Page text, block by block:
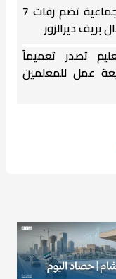
العثور على مقبرة جماعية تضم رفات 7
ديرالزور
تصدر تعميماً
عمل للمعلمين